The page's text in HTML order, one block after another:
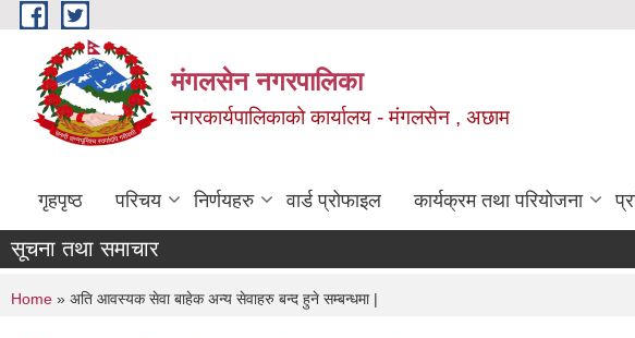
Skip to main content
मंगलसेन नगरपालिका
नगरकार्यपालिकाको कार्यालय - मंगलसेन , अछाम
गृहपृष्ठ परिचय निर्णयहरु वार्ड प्रोफाइल कार्यक्रम तथा परियोजना
सूचना तथा समाचार
You are here
Home » अति आवस्यक सेवा बाहेक अन्य सेवाहरु बन्द हुने सम्बन्धमा |